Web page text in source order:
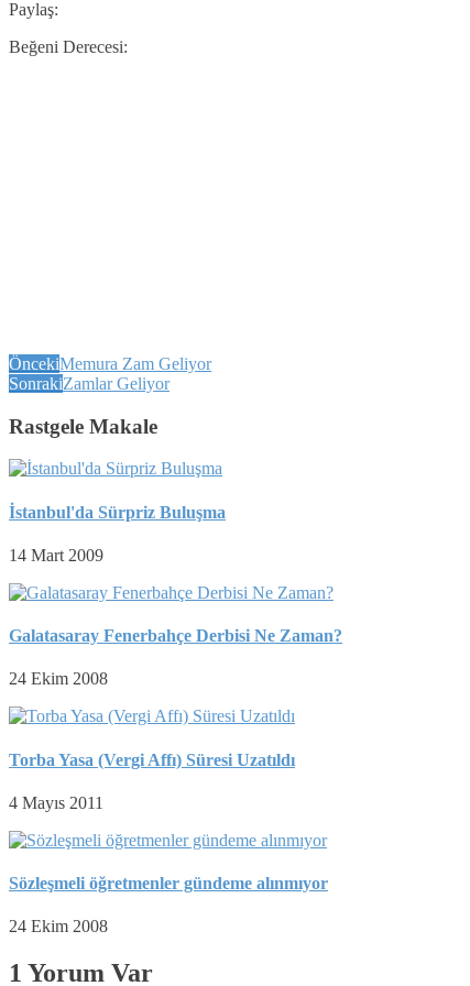
Paylaş:
Beğeni Derecesi:
ÖncekiMemura Zam Geliyor
SonrakiZamlar Geliyor
Rastgele Makale
İstanbul'da Sürpriz Buluşma
14 Mart 2009
Galatasaray Fenerbahçe Derbisi Ne Zaman?
24 Ekim 2008
Torba Yasa (Vergi Affı) Süresi Uzatıldı
4 Mayıs 2011
Sözleşmeli öğretmenler gündeme alınmıyor
24 Ekim 2008
1 Yorum Var